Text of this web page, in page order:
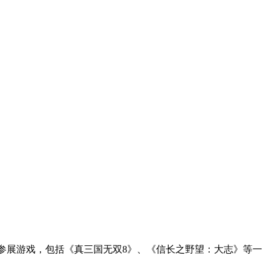
展游戏，包括《真三国无双8》、
《信长之野望：大志》等一